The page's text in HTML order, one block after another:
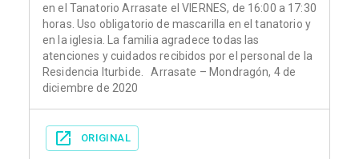
en el Tanatorio Arrasate el VIERNES, de 16:00 a 17:30
horas. Uso obligatorio de mascarilla en el tanatorio y
en la iglesia. La familia agradece todas las
atenciones y cuidados recibidos por el personal de la
Residencia Iturbide. Arrasate – Mondragón, 4 de
diciembre de 2020
ORIGINAL